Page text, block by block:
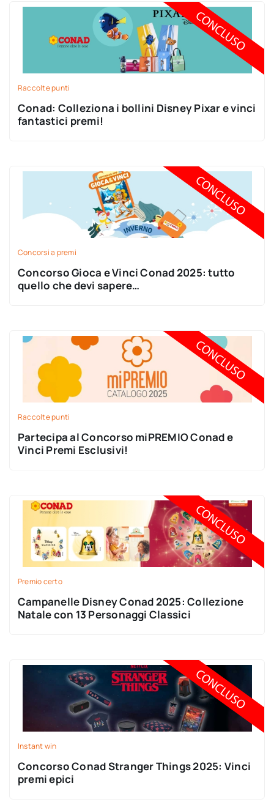
Raccolte punti
Conad: Colleziona i bollini Disney Pixar e vinci
fantastici premi!
Concorsi a premi
Concorso Gioca e Vinci Conad 2025: tutto
quello che devi sapere…
Raccolte punti
Partecipa al Concorso miPREMIO Conad e
Vinci Premi Esclusivi!
Premio certo
Campanelle Disney Conad 2025: Collezione
Natale con 13 Personaggi Classici
Instant win
Concorso Conad Stranger Things 2025: Vinci
premi epici